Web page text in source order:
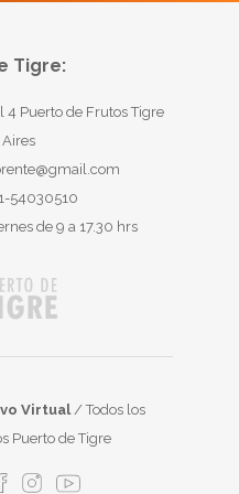
Tigre:
4 Puerto de Frutos Tigre
54030510
de 9 a 17.30 hrs
Virtual/ Todos los
Puerto de Tigre